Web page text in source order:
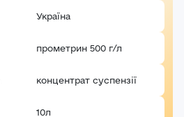
Україна
прометрин 500 г/л
концентрат суспензії
10л